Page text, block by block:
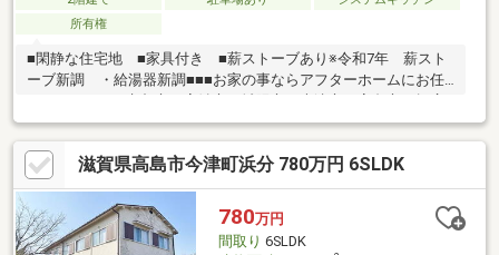
所有権
■閑静な住宅地 ■家具付き ■薪ストーブあり※令和7年 薪スト
ーブ新調 ・給湯器新調■■■お家の事ならアフターホームにお任
く展開中の地域密着型不動産業者です。新築・中古・土地・マン
ション・リフォーム・建築・住み替えの相談など、お気軽にご相
談下さい！！お家のことでお困りのことがあれば、ぜひアフター
ホームへ
滋賀県高島市今津町浜分 780万円 6SLDK
780万円
間取り 6SLDK